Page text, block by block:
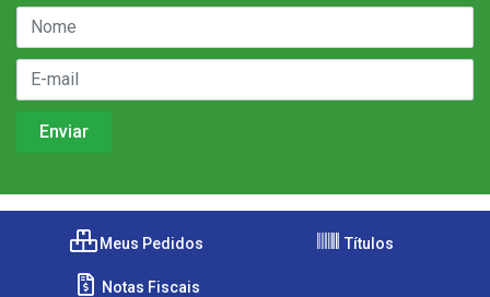
Meus Pedidos Títulos
Notas Fiscais